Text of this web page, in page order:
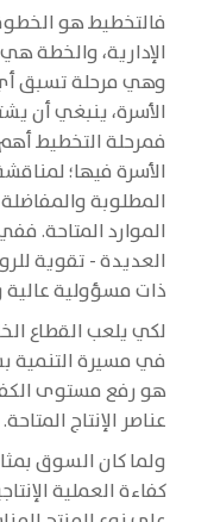
فالتخطيط هو
الإدارية، والخطة
وهي مرحلة تسبق
الأسرة، ينبغي أن
فمرحلة التخطيط
الأسرة فيها؛
المطلوبة
الموارد المتاحة.
العديدة - تقوية
ذات مسؤولية
لكي يلعب القطاع
في مسيرة التنمية
هو رفع مستوى
عناصر الإنتاج المتاحة.
ولما كان السوق
كفاءة العملية